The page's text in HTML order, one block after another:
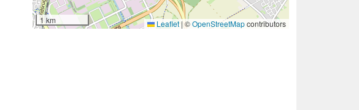
1 km Leaflet |©OpenStreetMapcontributors